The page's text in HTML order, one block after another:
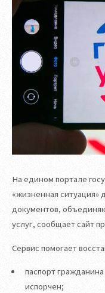
На едином портале
«жизненная ситуация»
документов,
услуг, сообщает сайт
Сервис помогает
паспорт
испорчен;